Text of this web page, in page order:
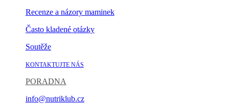
Recenze a názory maminek
Často kladené otázky
Soutěže
KONTAKTUJTE NÁS
PORADNA
info@nutriklub.cz